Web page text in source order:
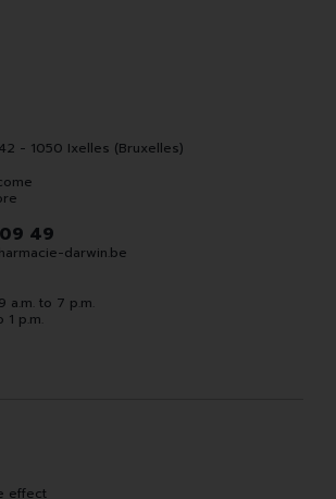
- 1050 Ixelles (Bruxelles)
49
darwin.be
a.m. to 7 p.m.
1 p.m.
effect